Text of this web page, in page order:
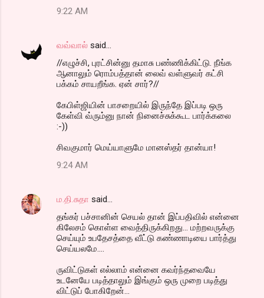
9:22 AM
வவ்வால் said…
//எழுச்சி, புரட்சின்னு தமாசு பண்ணிக்கிட்டு. நீங்க
ஆனாலும் ரொம்பத்தான் லைவ் வள்ளுவர் கட்சி
பக்கம் சாயறீங்க. ஏன் சார்?//
கேபிள்ஜியின் பாசறையில் இருந்தே இப்படி ஒரு
கேள்வி வ்ரும்னு நான் நினைச்சுக்கூட பார்க்கலை
:-))
சிவகுமார் மெய்யாளுமே மானஸ்தர் தான்யா!
9:24 AM
ம.தி.சுதா said…
தங்கர் பச்சானின் செயல் தான் இப்பதிவில் என்னை
கிலேசம் கொள்ள வைத்திருக்கிறது... மற்றவருக்கு
செய்யும் உபதேசத்தை வீட்டு கண்ணாடியை பார்த்து
செய்யலமே....
ருவிட்டுகள் எல்லாம் என்னை கவர்ந்தவையே
உடனேயே படித்தாலும் இங்கும் ஒரு முறை படித்து
விட்டுப் போகிறேன்...